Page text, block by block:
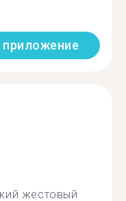
приложение
жестовый